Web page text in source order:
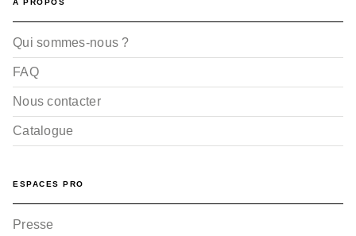
A PROPOS
Qui sommes-nous ?
FAQ
Nous contacter
Catalogue
ESPACES PRO
Presse